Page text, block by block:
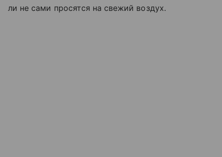
ли не сами просятся на свежий воздух.